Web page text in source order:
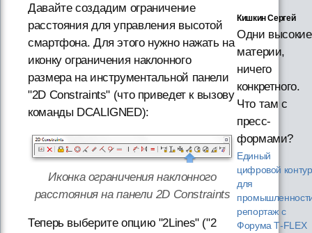
Давайте создадим ограничение
расстояния для управления высотой
смартфона. Для этого нужно нажать на
иконку ограничения наклонного
размера на инструментальной панели
"2D Constraints" (что приведет к вызову
команды DCALIGNED):
Иконка ограничения наклонного
расстояния на панели 2D Constraints
Теперь выберите опцию "2Lines" ("2
Кишкин Сергей
Одни высокие
материи,
ничего
конкретного.
Что там с
пресс-
формами?
Единый
цифровой контур
для
репортаж с
Форума T‑FLEX